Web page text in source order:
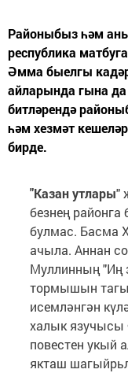
Районыбыз һәм
республика
Әмма быелгы кадәр
айларында гына
битләрендә
һәм хезмәт
бирде.
"Казан утлары"
безнең районга
булмас. Басма
ачыла. Аннан
Муллинның "Иң
тормышын
исемләнгән
халык
повестен укый
якташ